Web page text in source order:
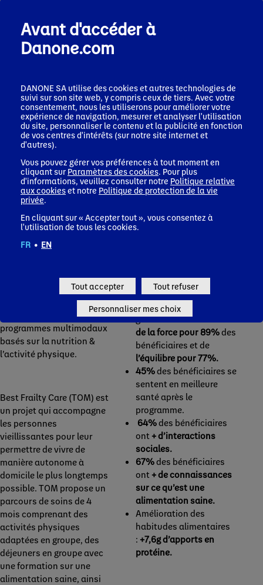
À terme, les bénéficiaires du programme seront
encouragés et accompagnés pour intégrer des
collectifs ou associations. L’objectif est qu’ils
L’approche est avant tout inclusive et centrée sur la qualité
de vie. Plutôt que d’adopter un discours fondé sur la
crainte de la dépendance, Carmen met en avant le plaisir
de vivre pleinement, en encourageant des habitudes qui
UNE INITIATIVE INSPIREE PAR UN PROGRAMME QUI A FAIT
SES PREUVES AUX PAYS-BAS
s’inspire du programme
Best Frailty Care (TOM) aux
Pays-Bas, un projet ayant
démontré l’impact des
programmes multimodaux
basés sur la nutrition &
l’activité physique.
Best Frailty Care (TOM) est
un projet qui accompagne
les personnes
vieillissantes pour leur
permettre de vivre de
manière autonome à
domicile le plus longtemps
possible. TOM propose un
parcours de soins de 4
mois comprenant des
activités physiques
adaptées en groupe, des
déjeuners en groupe avec
une formation sur une
alimentation saine, ainsi
Impacts sur la santé :
Amélioration significative de
6 mois après le
programme, le nombre de
chutesa été
grâce àune amélioration
de la force pour 89%des
bénéficiaires et de
l’équilibre pour 77%.
45%des bénéficiaires se
sentent en meilleure
santé après le
programme.
64%des bénéficiaires
ont +d’interactions
sociales.
67%des bénéficiaires
ont + deconnaissances
sur ce qu’est une
alimentation saine.
Amélioration des
habitudes alimentaires
: +7,6g d’apports en
protéine.
Avant d'accéder à
Danone.com
DANONE SA utilise des cookies et autres technologies de
suivi sur son site web, y compris ceux de tiers. Avec votre
consentement, nous les utiliserons pour améliorer votre
expérience de navigation, mesurer et analyser l'utilisation
du site, personnaliser le contenu et la publicité en fonction
de vos centres d'intérêts (sur notre site internet et
d'autres).
Vous pouvez gérer vos préférences à tout moment en
cliquant sur Paramètres des cookies . Pour plus
d'informations, veuillez consulter notre Politique relative
aux cookieset notre Politique de protection de la vie
privée
En cliquant sur « Accepter tout », vous consentez à
l'utilisation de tous les cookies.
FR • EN
Tout accepter Tout refuser
Personnaliser mes choix